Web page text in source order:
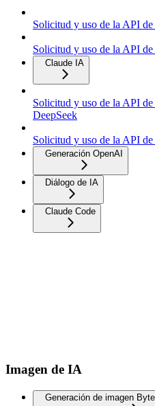
Solicitud y uso de la API
Solicitud y uso de la API
Claude IA
Solicitud y uso de la API
DeepSeek
Solicitud y uso de la API
Generación OpenAI
Diálogo de IA
Claude Code
Imagen de IA
Generación de imagen